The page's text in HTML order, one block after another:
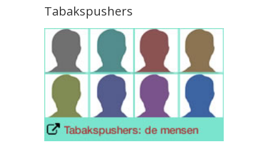
Tabakspushers